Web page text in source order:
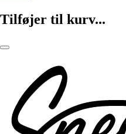
Tilføjer til kurv...